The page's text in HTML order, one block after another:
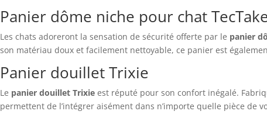
Panier dôme niche pour chat
Les chats adoreront la sensation de sécurité offerte par le panier
son matériau doux et facilement nettoyable, ce panier est
Panier douillet Trixie
Le panier douillet Trixie est réputé pour son confort inégalé.
permettent de l’intégrer aisément dans n’importe quelle pièce de